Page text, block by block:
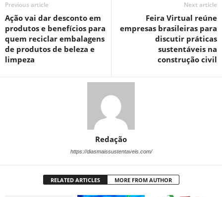
Previous article
Ação vai dar desconto em
produtos e benefícios para
quem reciclar embalagens
de produtos de beleza e
limpeza
Next article
Feira Virtual reúne
empresas brasileiras para
discutir práticas
sustentáveis na
construção civil
Redação
https://diasmaissustentaveis.com/
RELATED ARTICLES MORE FROM AUTHOR